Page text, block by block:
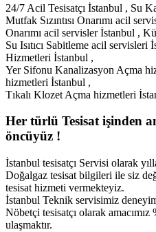
24/7 Acil Tesisatçı İstanbul , Su
Mutfak Sızıntısı Onarımı acil
Onarımı acil servisler İstanbul ,
Su Isıtıcı Sabitleme acil
Hizmetleri İstanbul ,
Yer Sifonu Kanalizasyon Açma
hizmetleri İstanbul ,
Tıkalı Klozet Açma hizmetleri
Her türlü Tesisat işinden
öncüyüz !
İstanbul tesisatçı Servisi olarak
Doğalgaz tesisat bilgileri ile siz
tesisat hizmeti vermekteyiz.
İstanbul Teknik servisimiz
Nöbetçi tesisatçı olarak
ulaşmaktır.